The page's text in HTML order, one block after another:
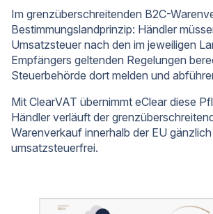
Im grenzüberschreitenden B2C-
Bestimmungslandprinzip: Händler
Umsatzsteuer nach den im jeweiligen
Empfängers geltenden Regelungen
Steuerbehörde dort melden und
Mit ClearVAT übernimmt eClear diese
Händler verläuft der
Warenverkauf innerhalb der EU gänzlich
umsatzsteuerfrei.